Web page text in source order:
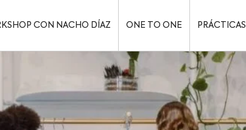
CON NACHO DÍAZ ONE TO ONE PRÁCTICAS